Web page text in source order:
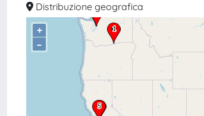
Distribuzione geografica
+
–